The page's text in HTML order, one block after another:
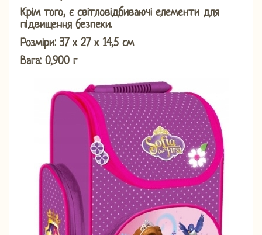
Крім того, є світловідбиваючі елементи для
підвищення безпеки.
Розміри: 37 х 27 х 14,5 см
Вага: 0,900 г